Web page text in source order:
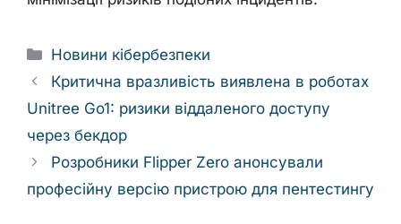
Categories
Новини кібербезпеки
Критична вразливість виявлена в роботах
Unitree Go1: ризики віддаленого доступу
через бекдор
Розробники Flipper Zero анонсували
професійну версію пристрою для пентестингу